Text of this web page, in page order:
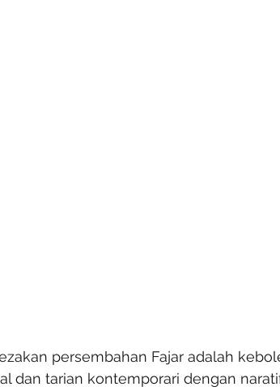
persembahan Fajar adalah
dan tarian kontemporari dengan